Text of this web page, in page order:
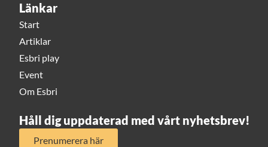
Länkar
Start
Artiklar
Esbri play
Event
Om Esbri
Håll dig uppdaterad med vårt nyhetsbrev!
Prenumerera här